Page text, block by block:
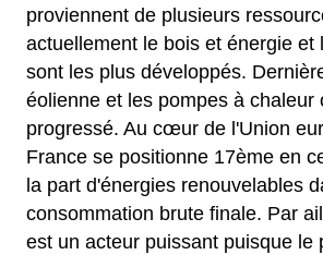
proviennent de plusieurs
actuellement le bois et énergie et
sont les plus développés.
éolienne et les pompes à chaleur
progressé. Au cœur de l'Union
France se positionne 17ème en
la part d'énergies renouvelables
consommation brute finale. Par
est un acteur puissant puisque le